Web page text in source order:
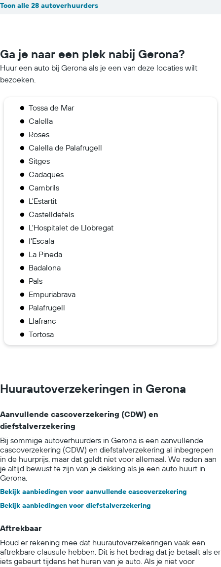
Toon alle 28 autoverhuurders
Ga je naar een plek nabij Gerona?
Huur een auto bij Gerona als je een van deze locaties wilt
bezoeken.
Tossa de Mar
Calella
Roses
Calella de Palafrugell
Sitges
Cadaques
Cambrils
L'Estartit
Castelldefels
L'Hospitalet de Llobregat
l'Escala
La Pineda
Badalona
Pals
Empuriabrava
Palafrugell
Llafranc
Tortosa
Huurautoverzekeringen in Gerona
Aanvullende cascoverzekering (CDW) en
diefstalverzekering
Bij sommige autoverhuurders in Gerona is een aanvullende
cascoverzekering (CDW) en diefstalverzekering al inbegrepen
in de huurprijs, maar dat geldt niet voor allemaal. We raden aan
je altijd bewust te zijn van je dekking als je een auto huurt in
Gerona.
Bekijk aanbiedingen voor aanvullende cascoverzekering
Bekijk aanbiedingen voor diefstalverzekering
Aftrekbaar
Houd er rekening mee dat huurautoverzekeringen vaak een
aftrekbare clausule hebben. Dit is het bedrag dat je betaalt als er
iets gebeurt tijdens het huren van je auto. Als je niet voor